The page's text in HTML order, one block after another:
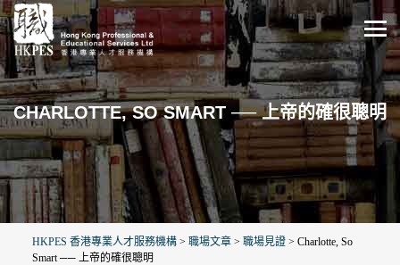
CHARLOTTE, SO SMART ── 上帝的確很聰明
HKPES 香港專業人才服務機構 > 職場文章 > 職場見證 > Charlotte, So
Smart ── 上帝的確很聰明